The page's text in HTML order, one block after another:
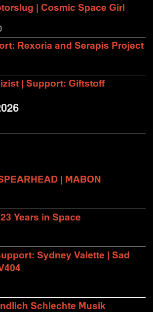
| Cosmic Space Girl
Rexoria and Serapis Project
| Support: Giftstoff
| MABON
Years in Space
Sydney Valette | Sad
Schlechte Musik